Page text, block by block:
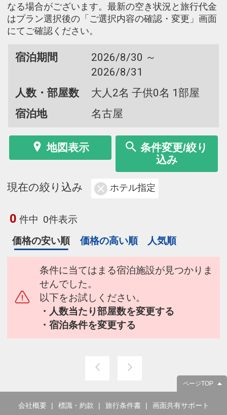
なる場合がございます。最新の空き状況と旅行代金
はプラン選択後の「ご選択内容の確認・変更」画面
にてご確認ください。
宿泊期間
2026/8/30 ～
2026/8/31
人数・部屋数
大人2名 子供0名 1部屋
宿泊地
名古屋
地図表示
条件変更/絞り
込み
現在の絞り込み ホテル指定
0 件中 0件表示
価格の安い順
価格の高い順 人気順
条件に当てはまる宿泊施設が見つかりま
せんでした。
以下をお試しください。
・人数当たり部屋数を変更する
・宿泊条件を変更する
ページTOP
会社概要 標識・約款 旅行条件書 画面共有サポート